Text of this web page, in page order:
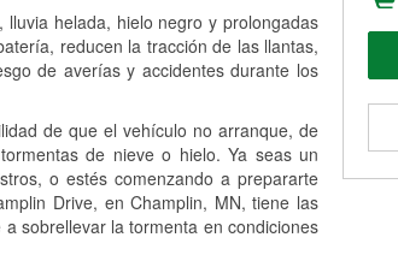
helada, hielo negro y prolongadas
reducen la tracción de las llantas,
de averías y accidentes durante los
de que el vehículo no arranque, de
de nieve o hielo. Ya seas un
o estés comenzando a prepararte
Drive, en Champlin, MN, tiene las
sobrellevar la tormenta en condiciones